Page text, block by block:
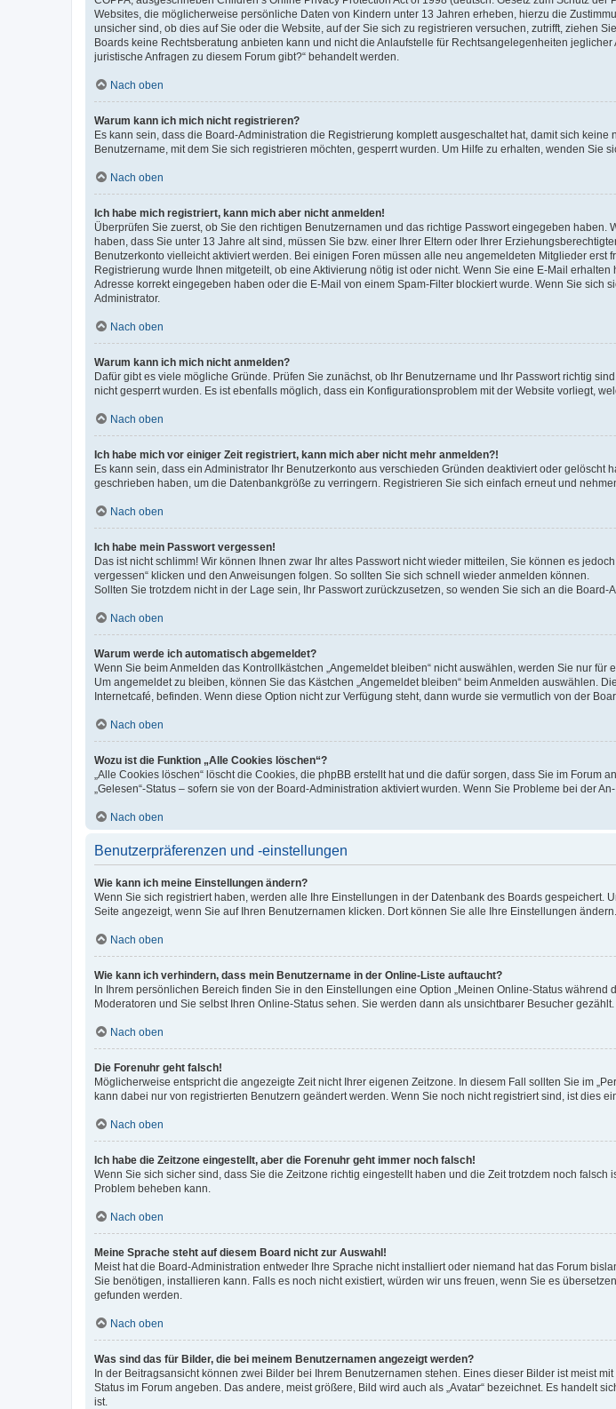
Websites, die möglicherweise persönliche Daten von Kindern unter 13 Jahren erheben, hierzu die
unsicher sind, ob dies auf Sie oder die Website, auf der Sie sich zu registrieren versuchen, zutrifft, ziehen
Boards keine Rechtsberatung anbieten kann und nicht die Anlaufstelle für Rechtsangelegenheiten
juristische Anfragen zu diesem Forum gibt?“ behandelt werden.
Nach oben
Warum kann ich mich nicht registrieren?
Es kann sein, dass die Board-Administration die Registrierung komplett ausgeschaltet hat, damit sich
Benutzername, mit dem Sie sich registrieren möchten, gesperrt wurden. Um Hilfe zu erhalten, wenden Sie
Nach oben
Ich habe mich registriert, kann mich aber nicht anmelden!
Überprüfen Sie zuerst, ob Sie den richtigen Benutzernamen und das richtige Passwort eingegeben haben.
haben, dass Sie unter 13 Jahre alt sind, müssen Sie bzw. einer Ihrer Eltern oder Ihrer
Benutzerkonto vielleicht aktiviert werden. Bei einigen Foren müssen alle neu angemeldeten Mitglieder
Registrierung wurde Ihnen mitgeteilt, ob eine Aktivierung nötig ist oder nicht. Wenn Sie eine E-Mail
Adresse korrekt eingegeben haben oder die E-Mail von einem Spam-Filter blockiert wurde. Wenn Sie
Administrator.
Nach oben
Warum kann ich mich nicht anmelden?
Dafür gibt es viele mögliche Gründe. Prüfen Sie zunächst, ob Ihr Benutzername und Ihr Passwort richtig
nicht gesperrt wurden. Es ist ebenfalls möglich, dass ein Konfigurationsproblem mit der Website vorliegt,
Nach oben
Ich habe mich vor einiger Zeit registriert, kann mich aber nicht mehr anmelden?!
Es kann sein, dass ein Administrator Ihr Benutzerkonto aus verschieden Gründen deaktiviert oder
geschrieben haben, um die Datenbankgröße zu verringern. Registrieren Sie sich einfach erneut und
Nach oben
Ich habe mein Passwort vergessen!
Das ist nicht schlimm! Wir können Ihnen zwar Ihr altes Passwort nicht wieder mitteilen, Sie können es
vergessen“ klicken und den Anweisungen folgen. So sollten Sie sich schnell wieder anmelden können.
Sollten Sie trotzdem nicht in der Lage sein, Ihr Passwort zurückzusetzen, so wenden Sie sich an die Board-
Nach oben
Warum werde ich automatisch abgemeldet?
Wenn Sie beim Anmelden das Kontrollkästchen „Angemeldet bleiben“ nicht auswählen, werden Sie nur
Um angemeldet zu bleiben, können Sie das Kästchen „Angemeldet bleiben“ beim Anmelden auswählen.
Internetcafé, befinden. Wenn diese Option nicht zur Verfügung steht, dann wurde sie vermutlich von der
Nach oben
Wozu ist die Funktion „Alle Cookies löschen“?
„Alle Cookies löschen“ löscht die Cookies, die phpBB erstellt hat und die dafür sorgen, dass Sie im
„Gelesen“-Status – sofern sie von der Board-Administration aktiviert wurden. Wenn Sie Probleme bei der
Nach oben
Benutzerpräferenzen und -einstellungen
Wie kann ich meine Einstellungen ändern?
Wenn Sie sich registriert haben, werden alle Ihre Einstellungen in der Datenbank des Boards gespeichert.
Seite angezeigt, wenn Sie auf Ihren Benutzernamen klicken. Dort können Sie alle Ihre Einstellungen ändern.
Nach oben
Wie kann ich verhindern, dass mein Benutzername in der Online-Liste auftaucht?
In Ihrem persönlichen Bereich finden Sie in den Einstellungen eine Option „Meinen Online-Status
Moderatoren und Sie selbst Ihren Online-Status sehen. Sie werden dann als unsichtbarer Besucher gezählt.
Nach oben
Die Forenuhr geht falsch!
Möglicherweise entspricht die angezeigte Zeit nicht Ihrer eigenen Zeitzone. In diesem Fall sollten Sie im
kann dabei nur von registrierten Benutzern geändert werden. Wenn Sie noch nicht registriert sind, ist dies
Nach oben
Ich habe die Zeitzone eingestellt, aber die Forenuhr geht immer noch falsch!
Wenn Sie sich sicher sind, dass Sie die Zeitzone richtig eingestellt haben und die Zeit trotzdem noch
Problem beheben kann.
Nach oben
Meine Sprache steht auf diesem Board nicht zur Auswahl!
Meist hat die Board-Administration entweder Ihre Sprache nicht installiert oder niemand hat das Forum
Sie benötigen, installieren kann. Falls es noch nicht existiert, würden wir uns freuen, wenn Sie es
gefunden werden.
Nach oben
Was sind das für Bilder, die bei meinem Benutzernamen angezeigt werden?
In der Beitragsansicht können zwei Bilder bei Ihrem Benutzernamen stehen. Eines dieser Bilder ist meist
Status im Forum angeben. Das andere, meist größere, Bild wird auch als „Avatar“ bezeichnet. Es handelt
ist.